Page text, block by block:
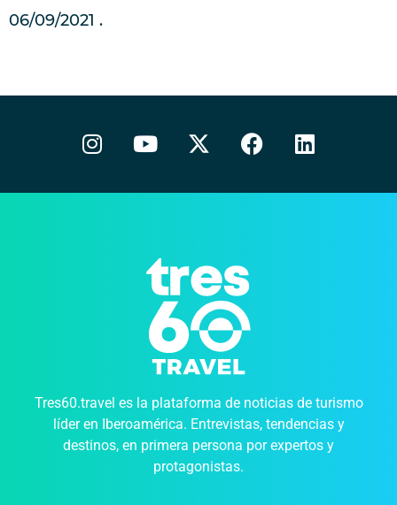
06/09/2021
Tres60.travel es la plataforma de noticias de turismo
líder en Iberoamérica. Entrevistas, tendencias y
destinos, en primera persona por expertos y
protagonistas.